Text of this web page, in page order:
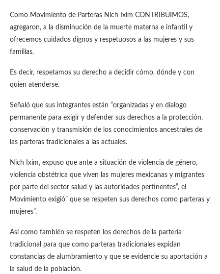
Como Movimiento de Parteras Nich Ixim CONTRIBUIMOS,
agregaron, a la disminución de la muerte materna e infantil y
ofrecemos cuidados dignos y respetuosos a las mujeres y sus
familias.
Es decir, respetamos su derecho a decidir cómo, dónde y con
quien atenderse.
Señaló que sus integrantes están “organizadas y en dialogo
permanente para exigir y defender sus derechos a la protección,
conservación y transmisión de los conocimientos ancestrales de
las parteras tradicionales a las actuales.
Nich Ixim, expuso que ante a situación de violencia de género,
violencia obstétrica que viven las mujeres mexicanas y migrantes
por parte del sector salud y las autoridades pertinentes”, el
Movimiento exigió” que se respeten sus derechos como parteras y
mujeres”.
Así como también se respeten los derechos de la partería
tradicional para que como parteras tradicionales expidan
constancias de alumbramiento y que se evidencie su aportación a
la salud de la población.